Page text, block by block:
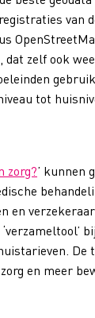
van
zelf ook
tot
zorg?’ kunnen
en
De
en meer